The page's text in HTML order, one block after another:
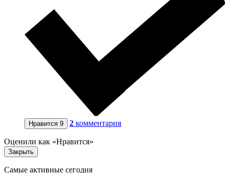
Нравится 9 2 комментария
Оценили как «Нравится»
Закрыть
Самые активные сегодня